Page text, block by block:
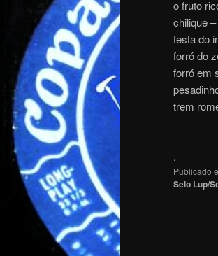
o fruto
chilique
festa do
forró do
forró em
trem
.
Publicado
Selo Lup/